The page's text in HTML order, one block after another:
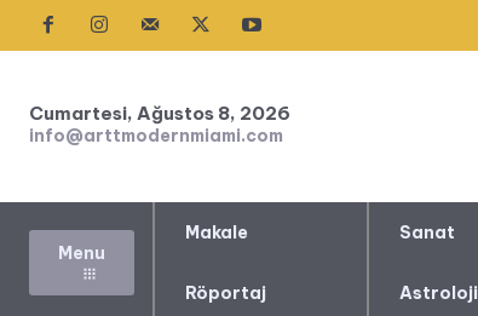
Cumartesi, Ağustos 8, 2026
info@arttmodernmiami.com
Menu
Makale
Röportaj
Sanat
Astroloji